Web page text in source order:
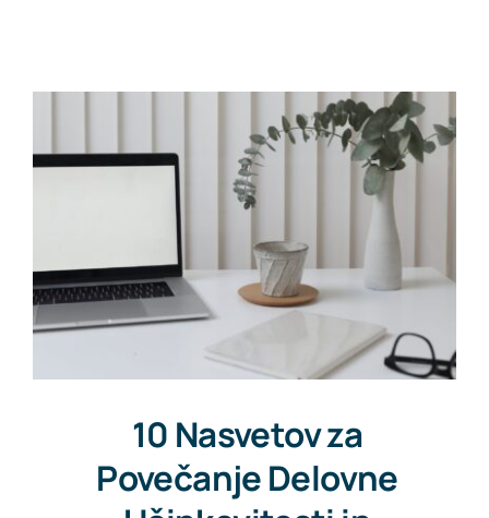
10 Nasvetov za
Povečanje Delovne